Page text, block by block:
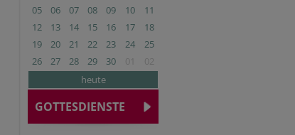
05
06 07 08 09 10
11
12
13 14 15 16 17
18
19
20 21 22 23 24
25
26
27 28 29 30 01
02
heute
GOTTESDIENSTE